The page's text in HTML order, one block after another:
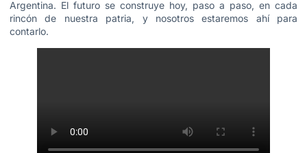
Argentina. El futuro se construye hoy, paso a paso, en cada
rincón de nuestra patria, y nosotros estaremos ahí para
contarlo.